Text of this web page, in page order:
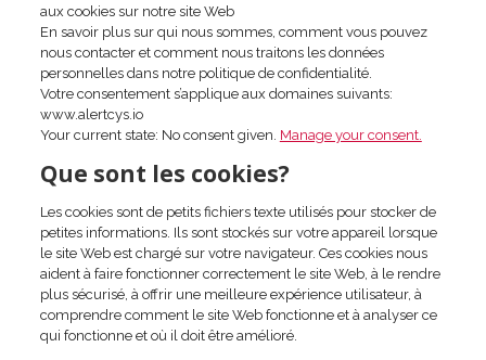
aux cookies sur notre site Web
En savoir plus sur qui nous sommes, comment vous pouvez
nous contacter et comment nous traitons les données
personnelles dans notre politique de confidentialité.
Votre consentement s’applique aux domaines suivants:
www.alertcys.io
Your current state: No consent given. Manage your consent.
Que sont les cookies?
Les cookies sont de petits fichiers texte utilisés pour stocker de
petites informations. Ils sont stockés sur votre appareil lorsque
le site Web est chargé sur votre navigateur. Ces cookies nous
aident à faire fonctionner correctement le site Web, à le rendre
plus sécurisé, à offrir une meilleure expérience utilisateur, à
comprendre comment le site Web fonctionne et à analyser ce
qui fonctionne et où il doit être amélioré.